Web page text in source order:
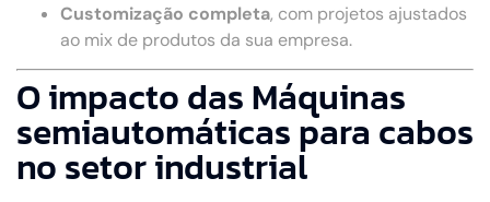
Customização completa, com projetos ajustados
ao mix de produtos da sua empresa.
O impacto das Máquinas
semiautomáticas para cabos
no setor industrial